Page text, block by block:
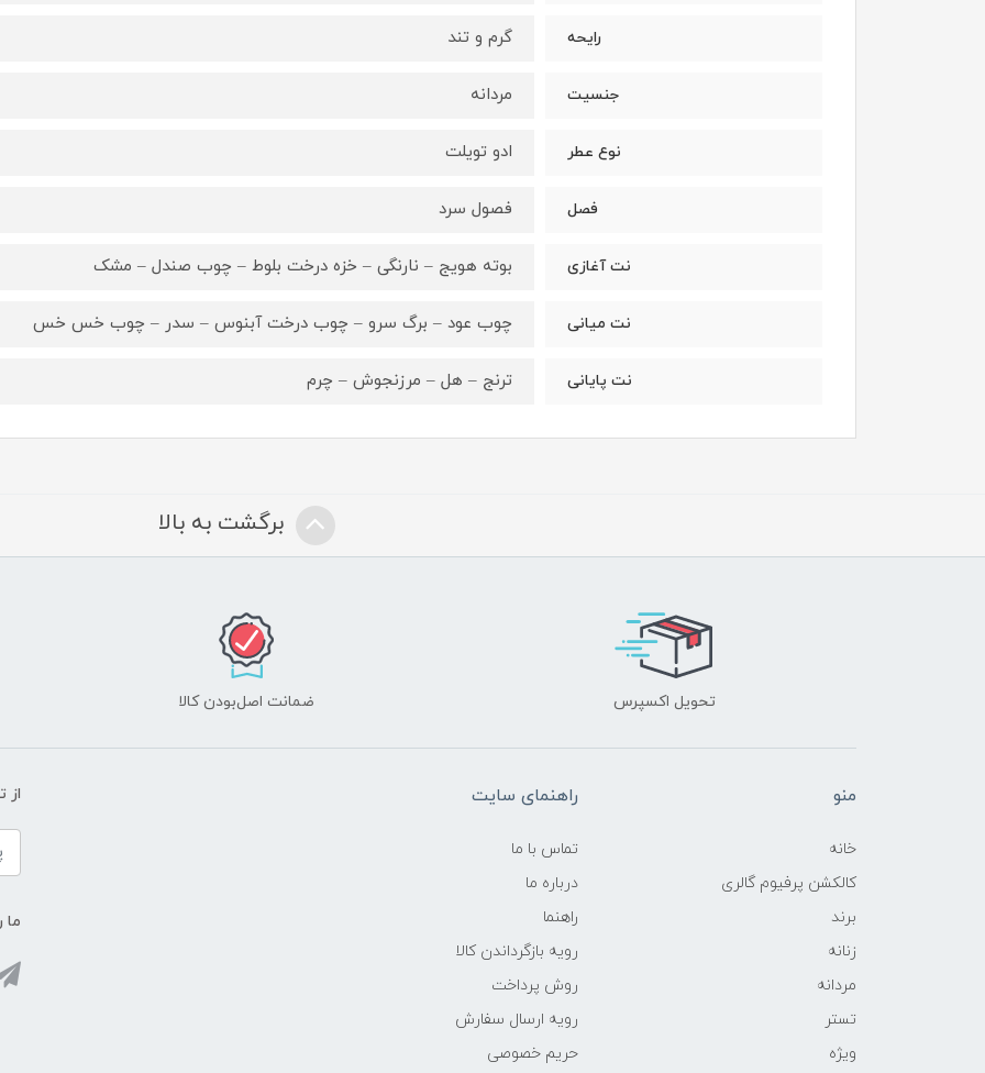
رایحه گرم و تند
جنسیت مردانه
نوع عطر ادو تویلت
فصل فصول سرد
نت آغازی بوته هویج – نارنگی – خزه درخت بلوط – چوب صندل – مشک
نت میانی چوب عود – برگ سرو – چوب درخت آبنوس – سدر – چوب خس خس
نت پایانی ترنج – هل – مرزنجوش – چرم
برگشت به بالا
تحویل اکسپرس ضمانت اصل‌بودن کالا
منو
خانه
کالکشن پرفیوم گالری
برند
زنانه
مردانه
تستر
ویژه
راهنمای سایت
تماس با ما
درباره ما
راهنما
رویه‌ بازگرداندن کالا
روش پرداخت
رویه ارسال سفارش
حریم خصوصی
از
ما